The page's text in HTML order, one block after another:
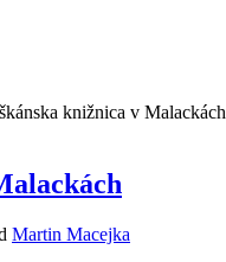
knižnica v Malackách
Martin Macejka